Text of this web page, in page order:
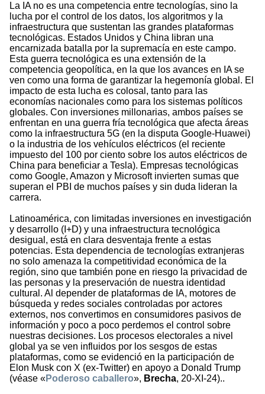
La IA no es una competencia entre tecnologías, sino la
lucha por el control de los datos, los algoritmos y la
infraestructura que sustentan las grandes plataformas
tecnológicas. Estados Unidos y China libran una
encarnizada batalla por la supremacía en este campo.
Esta guerra tecnológica es una extensión de la
competencia geopolítica, en la que los avances en IA se
ven como una forma de garantizar la hegemonía global. El
impacto de esta lucha es colosal, tanto para las
economías nacionales como para los sistemas políticos
globales. Con inversiones millonarias, ambos países se
enfrentan en una guerra fría tecnológica que afecta áreas
como la infraestructura 5G (en la disputa Google-Huawei)
o la industria de los vehículos eléctricos (el reciente
impuesto del 100 por ciento sobre los autos eléctricos de
China para beneficiar a Tesla). Empresas tecnológicas
como Google, Amazon y Microsoft invierten sumas que
superan el PBI de muchos países y sin duda lideran la
carrera.
Latinoamérica, con limitadas inversiones en investigación
y desarrollo (I+D) y una infraestructura tecnológica
desigual, está en clara desventaja frente a estas
potencias. Esta dependencia de tecnologías extranjeras
no solo amenaza la competitividad económica de la
región, sino que también pone en riesgo la privacidad de
las personas y la preservación de nuestra identidad
cultural. Al depender de plataformas de IA, motores de
búsqueda y redes sociales controladas por actores
externos, nos convertimos en consumidores pasivos de
información y poco a poco perdemos el control sobre
nuestras decisiones. Los procesos electorales a nivel
global ya se ven influidos por los sesgos de estas
plataformas, como se evidenció en la participación de
Elon Musk con X (ex-Twitter) en apoyo a Donald Trump
(véase «Poderoso caballero», Brecha, 20-XI-24)..